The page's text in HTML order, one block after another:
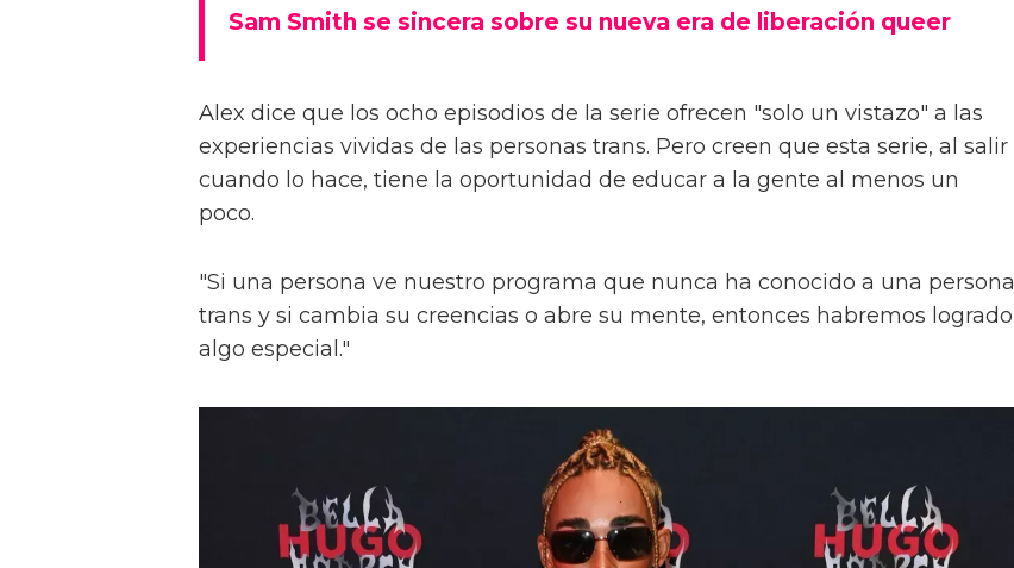
Sam Smith se sincera sobre su nueva era de liberación queer
Alex dice que los ocho episodios de la serie ofrecen "solo un vistazo" a las
experiencias vividas de las personas trans. Pero creen que esta serie, al salir
cuando lo hace, tiene la oportunidad de educar a la gente al menos un
poco.
"Si una persona ve nuestro programa que nunca ha conocido a una persona
trans y si cambia su creencias o abre su mente, entonces habremos logrado
algo especial."